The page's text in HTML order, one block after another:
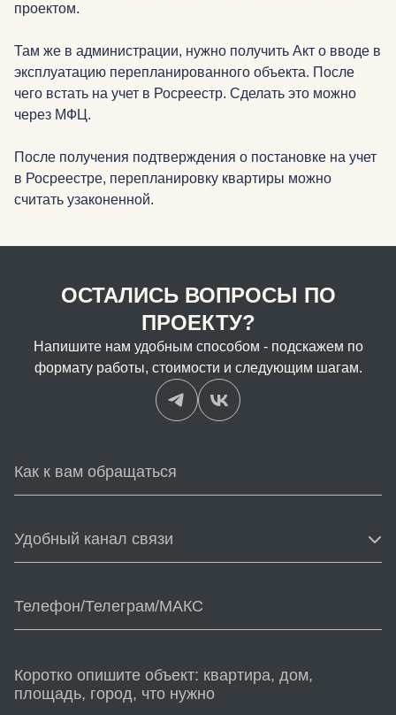
проектом.
Там же в администрации, нужно получить Акт о вводе в
эксплуатацию перепланированного объекта. После
чего встать на учет в Росреестр. Сделать это можно
через МФЦ.
После получения подтверждения о постановке на учет
в Росреестре, перепланировку квартиры можно
считать узаконенной.
ОСТАЛИСЬ ВОПРОСЫ ПО
ПРОЕКТУ?
Напишите нам удобным способом - подскажем по
формату работы, стоимости и следующим шагам.
Удобный канал связи